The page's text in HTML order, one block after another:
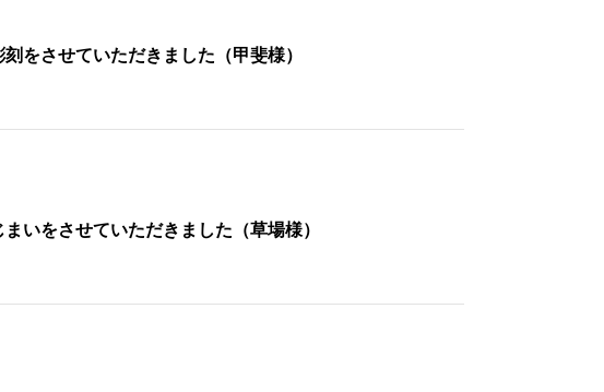
をさせていただきました（甲斐様）
いをさせていただきました（草場様）